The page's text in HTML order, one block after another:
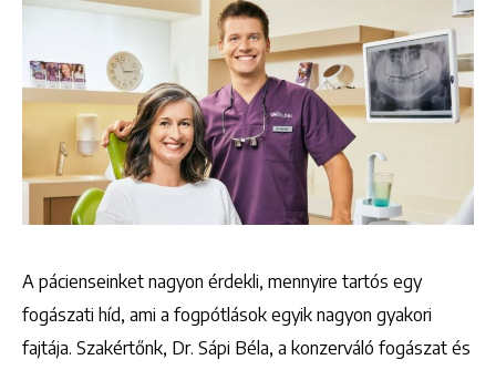
A pácienseinket nagyon érdekli, mennyire tartós egy
fogászati híd, ami a fogpótlások egyik nagyon gyakori
fajtája. Szakértőnk, Dr. Sápi Béla, a konzerváló fogászat és